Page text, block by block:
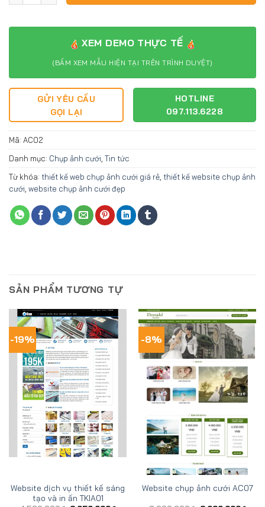
XEM DEMO THỰC TẾ
(BẤM XEM MẪU HIỆN TẠI TRÊN TRÌNH DUYỆT)
GỬI YÊU CẦU
GỌI LẠI
HOTLINE
097.113.6228
Mã: AC02
Danh mục: Chụp ảnh cưới Tin tức
Từ khóa: thiết kế web chụp ảnh cưới giá rẻ thiết kế website chụp ảnh
cưới website chụp ảnh cưới đẹp
SẢN PHẨM TƯƠNG TỰ
-19%
Website dịch vụ thiết kế sáng
tạo và in ấn TKIA01
-8%
Website chụp ảnh cưới AC07